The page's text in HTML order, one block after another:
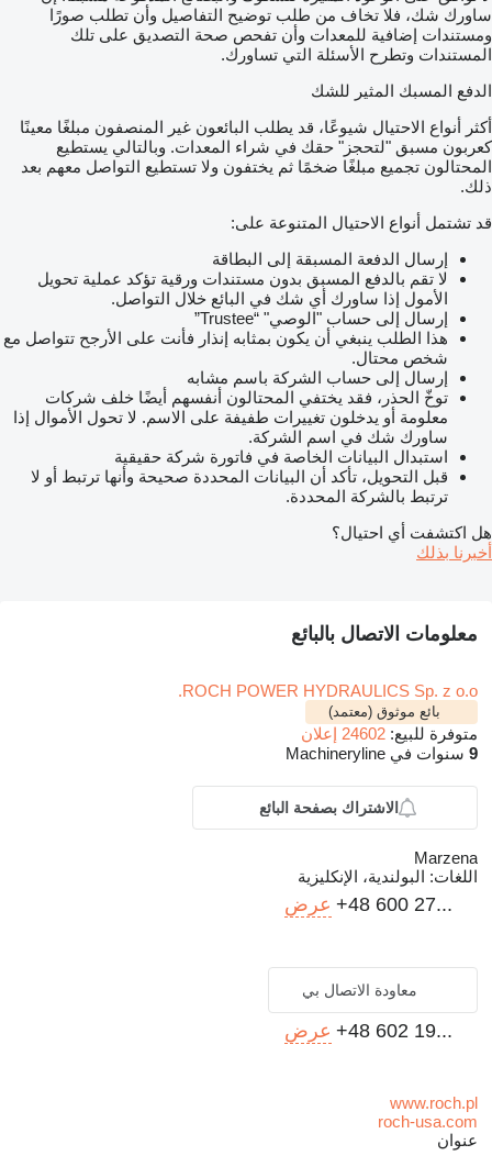
ساورك شك، فلا تخاف من طلب توضيح التفاصيل وأن تطلب صورًا
ومستندات إضافية للمعدات وأن تفحص صحة التصديق على تلك
المستندات وتطرح الأسئلة التي تساورك.
الدفع المسبك المثير للشك
أكثر أنواع الاحتيال شيوعًا، قد يطلب البائعون غير المنصفون مبلغًا معينًا
كعربون مسبق "لتحجز" حقك في شراء المعدات. وبالتالي يستطيع
المحتالون تجميع مبلغًا ضخمًا ثم يختفون ولا تستطيع التواصل معهم بعد
ذلك.
قد تشتمل أنواع الاحتيال المتنوعة على:
إرسال الدفعة المسبقة إلى البطاقة
لا تقم بالدفع المسبق بدون مستندات ورقية تؤكد عملية تحويل
الأمول إذا ساورك أي شك في البائع خلال التواصل.
إرسال إلى حساب "الوصي" “Trustee”
هذا الطلب ينبغي أن يكون بمثابه إنذار فأنت على الأرجح تتواصل مع
شخص محتال.
إرسال إلى حساب الشركة باسم مشابه
توخّ الحذر، فقد يختفي المحتالون أنفسهم أيضًا خلف شركات
معلومة أو يدخلون تغييرات طفيفة على الاسم. لا تحول الأموال إذا
ساورك شك في اسم الشركة.
استبدال البيانات الخاصة في فاتورة شركة حقيقية
قبل التحويل، تأكد أن البيانات المحددة صحيحة وأنها ترتبط أو لا
ترتبط بالشركة المحددة.
هل اكتشفت أي احتيال؟
أخبرنا بذلك
معلومات الاتصال بالبائع
ROCH POWER HYDRAULICS Sp. z o.o.
بائع موثوق (معتمد)
متوفرة للبيع: 24602 إعلان
9 سنوات في Machineryline
الاشتراك بصفحة البائع
Marzena
اللغات: البولندية، الإنكليزية
+48 600 27... عرض
معاودة الاتصال بي
+48 602 19... عرض
www.roch.pl
roch-usa.com
عنوان